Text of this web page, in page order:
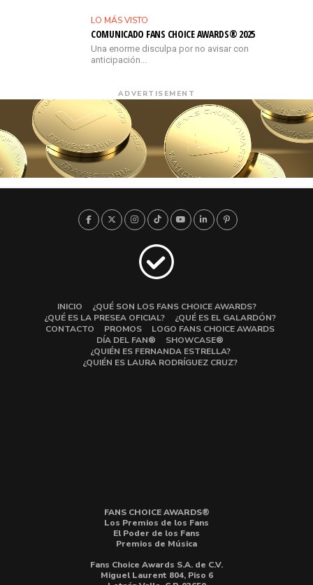
LO MÁS VISTO
COMUNICADO FANS CHOICE AWARDS® 2025
Una enorme disculpa por no avisar con
anticipación...
ADVERTISEMENT
INICIO
¿QUÉ SON LOS FANS CHOICE AWARDS?
¿QUÉ ES LA PRESEA OFICIAL?
¿QUÉ ES EL GALARDÓN?
CONTACTO
PROMOS
LOGO FANS CHOICE AWARDS
DÍA DEL FAN®
SHOWCASE®
¿QUIÉN ES FERNANDA ESTRELLA?
¿QUIÉN ES LAURA RODRÍGUEZ CRUZ?
FANS CHOICE AWARDS®
Los Premios de los Fans
El Poder de los Fans
Premios de Música
Fans Choice Awards S.A. de C.V.
Miguel Laurent 804, Piso 6